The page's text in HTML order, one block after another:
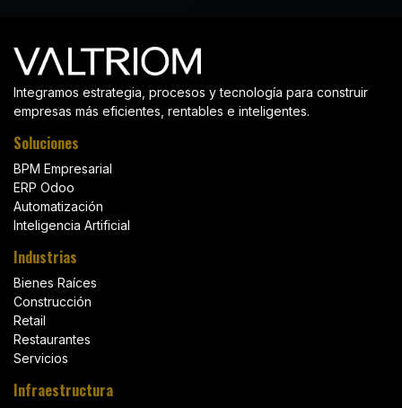
Integramos estrategia, procesos y tecnología para construir
empresas más eficientes, rentables e inteligentes.
Soluciones
BPM Empresarial
ERP Odoo
Automatización
Inteligencia Artificial
Industrias
Bienes Raíces
Construcción
Retail
Restaurantes
Servicios
Infraestructura